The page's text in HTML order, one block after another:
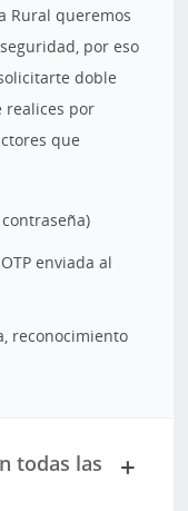
Rural queremos
por eso
doble
realices por
que
enviada al
reconocimiento
todas las